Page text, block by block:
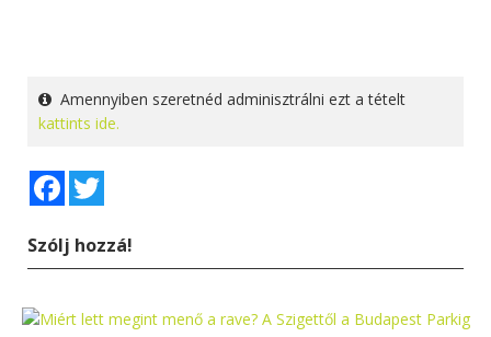
Amennyiben szeretnéd adminisztrálni ezt a tételt
kattints ide.
Facebook
Szólj hozzá!